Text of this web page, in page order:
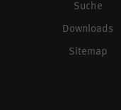
Suche
Downloads
Sitemap